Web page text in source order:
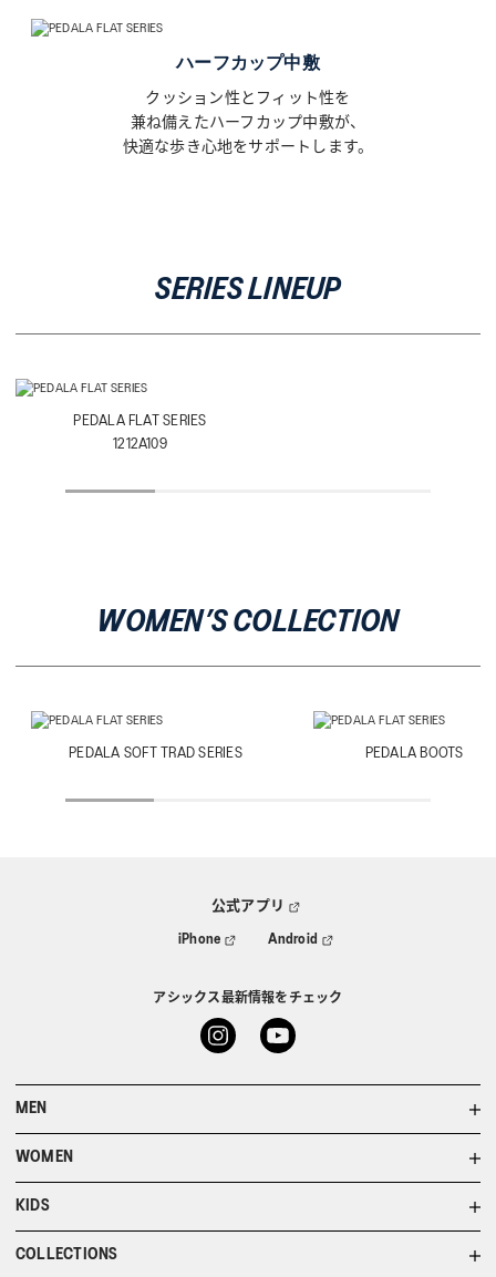
with SUKU²
ハーフカップ中敷
クッション性とフィット性を
兼ね備えたハーフカップ中敷が、
快適な歩き心地をサポートします。
SERIES LINEUP
PEDALA FLAT SERIES
1212A109
WOMEN’S COLLECTION
PEDALA SOFT TRAD SERIES PEDALA BOOTS
公式アプリ
iPhone Android
アシックス最新情報をチェック
MEN
WOMEN
KIDS
COLLECTIONS